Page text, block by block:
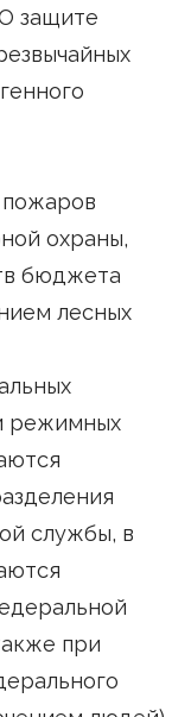
защите
охраны,
бюджета
лесных
режимных
службы, в
при